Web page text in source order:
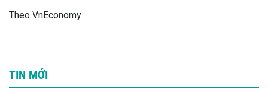
Theo VnEconomy
TIN MỚI